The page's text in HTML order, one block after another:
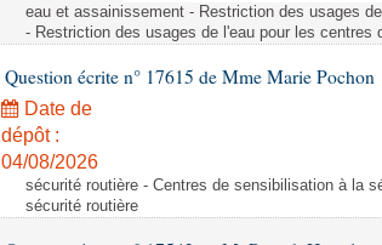
eau et assainissement - Restriction des usages
- Restriction des usages de l'eau pour les centres
Question écrite n° 17615 de Mme Marie Pochon
Date de
dépôt :
04/08/2026
sécurité routière - Centres de sensibilisation à la
sécurité routière